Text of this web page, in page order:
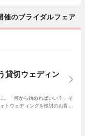
のブライダルフェア
貸切ウェディン
。「何から始めればいい？」そ
トウェディングを検討のお客様